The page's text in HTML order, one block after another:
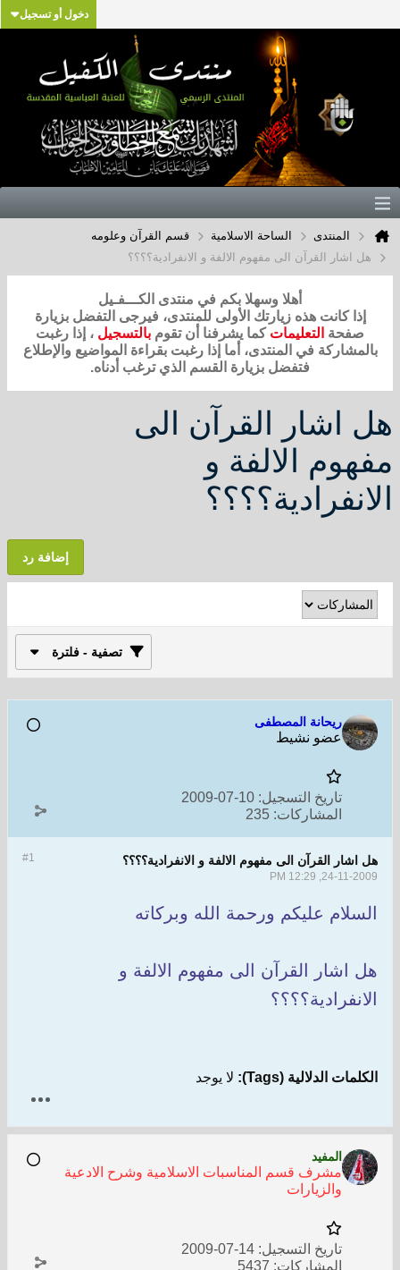
دخول أو تسجيل
المنتدى الساحة الاسلامية
قسم القرآن وعلومه
هل اشار القرآن الى مفهوم الالفة و الانفرادية؟؟؟؟
أهلا وسهلا بكم في منتدى الكـــفـيل
إذا كانت هذه زيارتك الأولى للمنتدى، فيرجى التفضل بزيارة
صفحة التعليمات كما يشرفنا أن تقوم بالتسجيل ، إذا رغبت
بالمشاركة في المنتدى، أما إذا رغبت بقراءة المواضيع والإطلاع
فتفضل بزيارة القسم الذي ترغب أدناه.
هل اشار القرآن الى
مفهوم الالفة و
الانفرادية؟؟؟؟
إضافة رد
تصفية - فلترة
ريحانة المصطفى
عضو نشيط
تاريخ التسجيل: 10-07-2009
المشاركات: 235
#1 هل اشار القرآن الى مفهوم الالفة و الانفرادية؟؟؟؟
24-11-2009, 12:29 PM
السلام عليكم ورحمة الله وبركاته
هل اشار القرآن الى مفهوم الالفة و
الانفرادية؟؟؟؟
الكلمات الدلالية (Tags): لا يوجد
المفيد
مشرف قسم المناسبات الاسلامية وشرح الادعية
والزيارات
تاريخ التسجيل: 14-07-2009
المشاركات: 5437